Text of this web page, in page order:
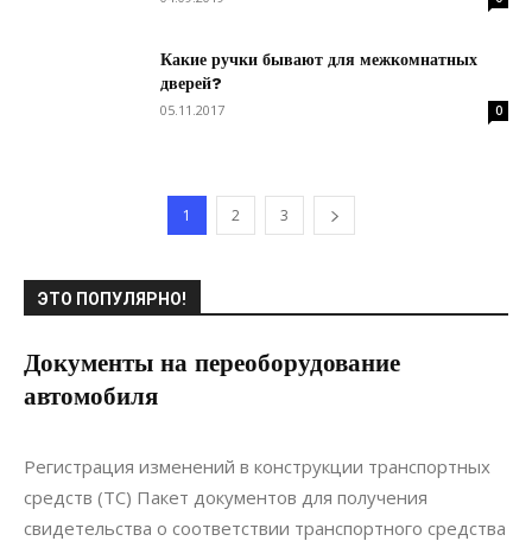
Какие ручки бывают для межкомнатных
дверей?
05.11.2017 0
1 2 3
ЭТО ПОПУЛЯРНО!
Документы на переоборудование
автомобиля
02.05.2019
Регистрация изменений в конструкции транспортных
средств (ТС) Пакет документов для получения
свидетельства о соответствии транспортного средства